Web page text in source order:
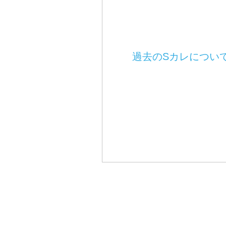
過去のSカレについ